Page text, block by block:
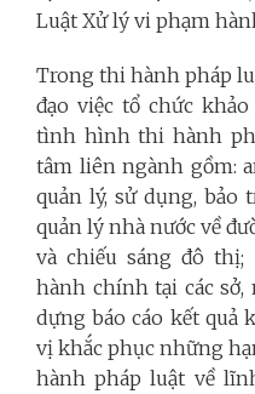
Luật Xử lý vi phạm
Trong thi hành pháp
đạo việc tổ chức
tình hình thi hành
tâm liên ngành gồm:
quản lý, sử dụng, bảo
quản lý nhà nước về
và chiếu sáng đô
hành chính tại các sở,
dựng báo cáo kết quả
vị khắc phục những
hành pháp luật về